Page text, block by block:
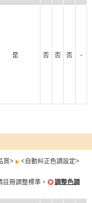
是 否 否 否 -
質> <自動糾正色調設定>
冊調整標準。 調整色調